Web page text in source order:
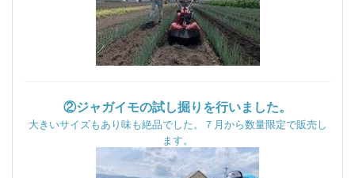
②ジャガイモの試し掘りを行いました。
大きいサイズもあり味も絶品でした。７月から数量限定で販売し
ます。